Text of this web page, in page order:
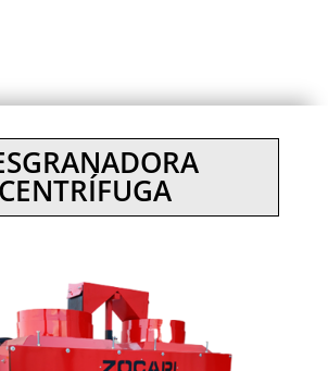
CENTRÍFUGA